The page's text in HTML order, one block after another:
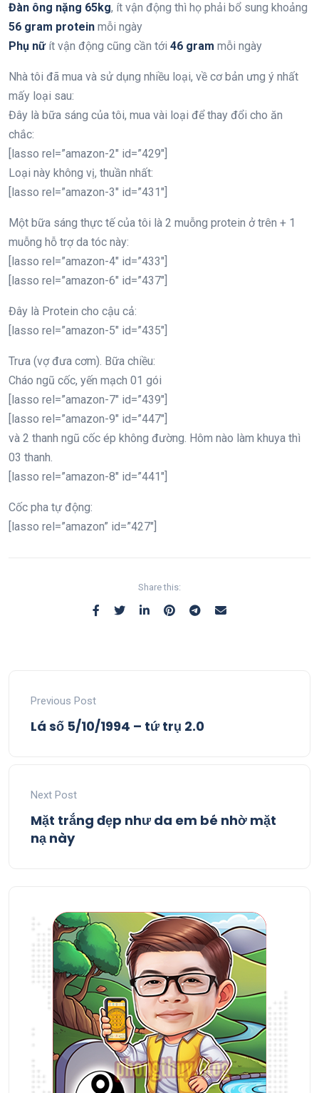
Đàn ông nặng 65kg, ít vận động thì họ phải bổ sung khoảng
56 gram protein mỗi ngày
Phụ nữít vận động cũng cần tới 46 gram mỗi ngày
Nhà tôi đã mua và sử dụng nhiều loại, về cơ bản ưng ý nhất
mấy loại sau:
Đây là bữa sáng của tôi, mua vài loại để thay đổi cho ăn
chắc:
[lasso rel=”amazon-2″ id=”429″]
Loại này không vị, thuần nhất:
[lasso rel=”amazon-3″ id=”431″]
Một bữa sáng thực tế của tôi là 2 muỗng protein ở trên + 1
muỗng hỗ trợ da tóc này:
[lasso rel=”amazon-4″ id=”433″]
[lasso rel=”amazon-6″ id=”437″]
Đây là Protein cho cậu cả:
[lasso rel=”amazon-5″ id=”435″]
Trưa (vợ đưa cơm). Bữa chiều:
Cháo ngũ cốc, yến mạch 01 gói
[lasso rel=”amazon-7″ id=”439″]
[lasso rel=”amazon-9″ id=”447″]
và 2 thanh ngũ cốc ép không đường. Hôm nào làm khuya thì
03 thanh.
[lasso rel=”amazon-8″ id=”441″]
Cốc pha tự động:
[lasso rel=”amazon” id=”427″]
Share this:
Previous Post
Lá số 5/10/1994 – tứ trụ 2.0
Next Post
Mặt trắng đẹp như da em bé nhờ mặt
nạ này